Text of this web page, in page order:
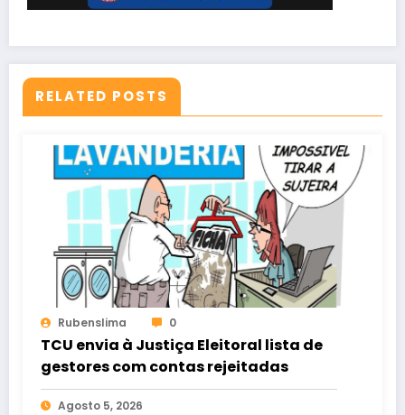
RELATED POSTS
Rubenslima 0
TCU envia à Justiça Eleitoral lista de
gestores com contas rejeitadas
Agosto 5, 2026